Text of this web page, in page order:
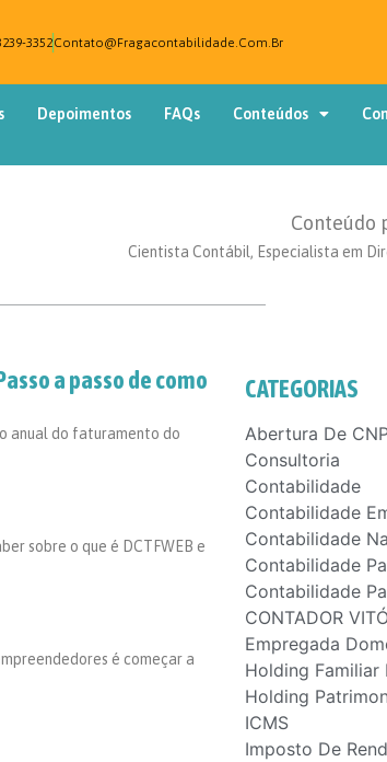
3352Contato@fragacontabilidade.com.br
Depoimentos FAQs Conteúdos
Conteúdo
Cientista Contábil, Especialista em
a passo de como
anual do faturamento do
sobre o que é DCTFWEB e
é começar a
CATEGORIAS
Abertura De
Consultoria
Contabilidade
Contabilidade
Contabilidade
Contabilidade
Contabilidade
CONTADOR
Empregada
Holding Familiar
Holding
ICMS
Imposto De